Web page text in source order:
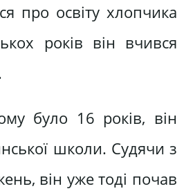
про освіту хлопчика
років він вчився
було 16 років, він
школи. Судячи з
він уже тоді почав